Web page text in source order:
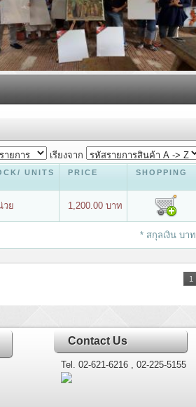
เรียงจาก
UNITS PRICE SHOPPING
วย 1,200.00 บาท
* สกุลเงิน บาท
1
Contact Us
Tel. 02-621-6216 , 02-225-5155